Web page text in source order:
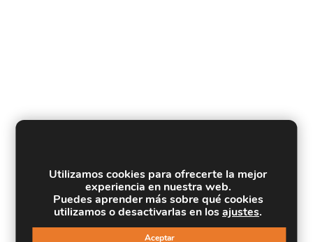
Utilizamos cookies para ofrecerte la mejor
experiencia en nuestra web.
Puedes aprender más sobre qué cookies
utilizamos o desactivarlas en losajustes.
Aceptar